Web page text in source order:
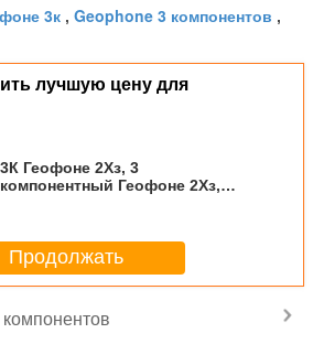
3к , Geophone 3 компонентов ,
лучшую цену для
3К Геофоне 2Хз, 3
компонентный Геофоне 2Хз,
Продолжать